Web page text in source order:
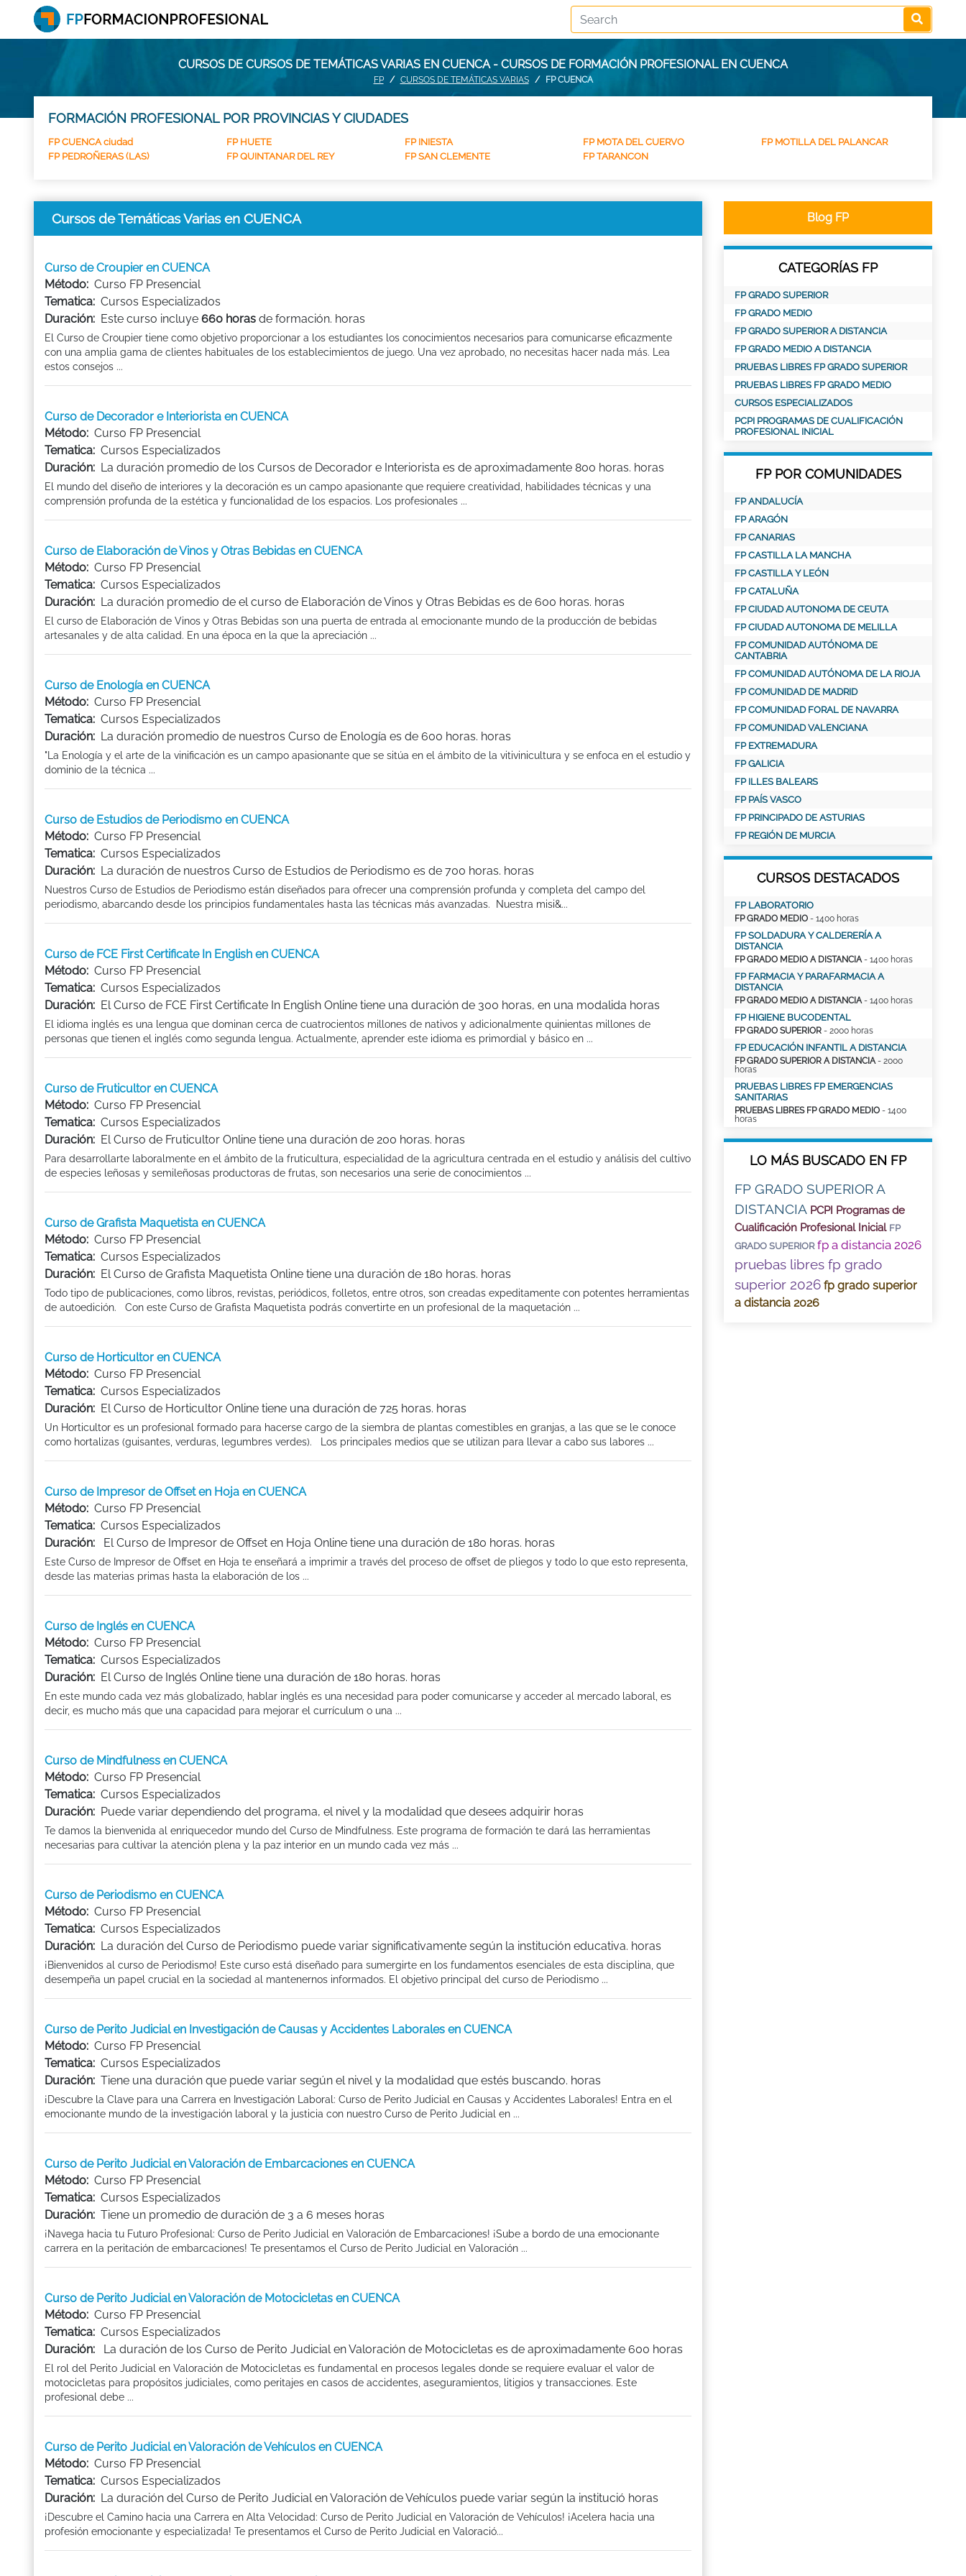
CURSOS DE CURSOS DE TEMÁTICAS VARIAS EN CUENCA - CURSOS DE FORMACIÓN PROFESIONAL EN CUENCA
FP CURSOS DE TEMÁTICAS VARIAS FP CUENCA
FORMACIÓN PROFESIONAL POR PROVINCIAS Y CIUDADES
FP CUENCA ciudad FP HUETE FP INIESTA FP MOTA DEL CUERVO
FP MOTILLA DEL PALANCAR
FP PEDROÑERAS (LAS)
FP QUINTANAR DEL REY FP SAN CLEMENTE FP TARANCON
Cursos de Temáticas Varias en CUENCA
Curso de Croupier en CUENCA
Método: Curso FP Presencial
Tematica: Cursos Especializados
Duración: Este curso incluye 660 horas de formación. horas
El Curso de Croupier tiene como objetivo proporcionar a los estudiantes los conocimientos necesarios para comunicarse eficazmente
con una amplia gama de clientes habituales de los establecimientos de juego. Una vez aprobado, no necesitas hacer nada más. Lea
estos consejos ...
Curso de Decorador e Interiorista en CUENCA
Método: Curso FP Presencial
Tematica: Cursos Especializados
Duración: La duración promedio de los Cursos de Decorador e Interiorista es de aproximadamente 800 horas. horas
El mundo del diseño de interiores y la decoración es un campo apasionante que requiere creatividad, habilidades técnicas y una
comprensión profunda de la estética y funcionalidad de los espacios. Los profesionales ...
Curso de Elaboración de Vinos y Otras Bebidas en CUENCA
Método: Curso FP Presencial
Tematica: Cursos Especializados
Duración: La duración promedio de el curso de Elaboración de Vinos y Otras Bebidas es de 600 horas. horas
El curso de Elaboración de Vinos y Otras Bebidas son una puerta de entrada al emocionante mundo de la producción de bebidas
artesanales y de alta calidad. En una época en la que la apreciación ...
Curso de Enología en CUENCA
Método: Curso FP Presencial
Tematica: Cursos Especializados
Duración: La duración promedio de nuestros Curso de Enología es de 600 horas. horas
"La Enología y el arte de la vinificación es un campo apasionante que se sitúa en el ámbito de la vitivinicultura y se enfoca en el estudio y
dominio de la técnica ...
Curso de Estudios de Periodismo en CUENCA
Método: Curso FP Presencial
Tematica: Cursos Especializados
Duración: La duración de nuestros Curso de Estudios de Periodismo es de 700 horas. horas
Nuestros Curso de Estudios de Periodismo están diseñados para ofrecer una comprensión profunda y completa del campo del
periodismo, abarcando desde los principios fundamentales hasta las técnicas más avanzadas. Nuestra misi&...
Curso de FCE First Certificate In English en CUENCA
Método: Curso FP Presencial
Tematica: Cursos Especializados
Duración: El Curso de FCE First Certificate In English Online tiene una duración de 300 horas, en una modalida horas
El idioma inglés es una lengua que dominan cerca de cuatrocientos millones de nativos y adicionalmente quinientas millones de
personas que tienen el inglés como segunda lengua. Actualmente, aprender este idioma es primordial y básico en ...
Curso de Fruticultor en CUENCA
Método: Curso FP Presencial
Tematica: Cursos Especializados
Duración: El Curso de Fruticultor Online tiene una duración de 200 horas. horas
Para desarrollarte laboralmente en el ámbito de la fruticultura, especialidad de la agricultura centrada en el estudio y análisis del cultivo
de especies leñosas y semileñosas productoras de frutas, son necesarios una serie de conocimientos ...
Curso de Grafista Maquetista en CUENCA
Método: Curso FP Presencial
Tematica: Cursos Especializados
Duración: El Curso de Grafista Maquetista Online tiene una duración de 180 horas. horas
Todo tipo de publicaciones, como libros, revistas, periódicos, folletos, entre otros, son creadas expeditamente con potentes herramientas
de autoedición. Con este Curso de Grafista Maquetista podrás convertirte en un profesional de la maquetación ...
Curso de Horticultor en CUENCA
Método: Curso FP Presencial
Tematica: Cursos Especializados
Duración: El Curso de Horticultor Online tiene una duración de 725 horas. horas
Un Horticultor es un profesional formado para hacerse cargo de la siembra de plantas comestibles en granjas, a las que se le conoce
como hortalizas (guisantes, verduras, legumbres verdes). Los principales medios que se utilizan para llevar a cabo sus labores ...
Curso de Impresor de Offset en Hoja en CUENCA
Método: Curso FP Presencial
Tematica: Cursos Especializados
Duración:
El Curso de Impresor de Offset en Hoja Online tiene una duración de 180 horas. horas
Este Curso de Impresor de Offset en Hoja te enseñará a imprimir a través del proceso de offset de pliegos y todo lo que esto representa,
desde las materias primas hasta la elaboración de los ...
Curso de Inglés en CUENCA
Método: Curso FP Presencial
Tematica: Cursos Especializados
Duración: El Curso de Inglés Online tiene una duración de 180 horas. horas
En este mundo cada vez más globalizado, hablar inglés es una necesidad para poder comunicarse y acceder al mercado laboral, es
decir, es mucho más que una capacidad para mejorar el currículum o una ...
Curso de Mindfulness en CUENCA
Método: Curso FP Presencial
Tematica: Cursos Especializados
Duración: Puede variar dependiendo del programa, el nivel y la modalidad que desees adquirir horas
Te damos la bienvenida al enriquecedor mundo del Curso de Mindfulness. Este programa de formación te dará las herramientas
necesarias para cultivar la atención plena y la paz interior en un mundo cada vez más ...
Curso de Periodismo en CUENCA
Método: Curso FP Presencial
Tematica: Cursos Especializados
Duración: La duración del Curso de Periodismo puede variar significativamente según la institución educativa. horas
¡Bienvenidos al curso de Periodismo! Este curso está diseñado para sumergirte en los fundamentos esenciales de esta disciplina, que
desempeña un papel crucial en la sociedad al mantenernos informados. El objetivo principal del curso de Periodismo ...
Curso de Perito Judicial en Investigación de Causas y Accidentes Laborales en CUENCA
Método: Curso FP Presencial
Tematica: Cursos Especializados
Duración: Tiene una duración que puede variar según el nivel y la modalidad que estés buscando. horas
¡Descubre la Clave para una Carrera en Investigación Laboral: Curso de Perito Judicial en Causas y Accidentes Laborales! Entra en el
emocionante mundo de la investigación laboral y la justicia con nuestro Curso de Perito Judicial en ...
Curso de Perito Judicial en Valoración de Embarcaciones en CUENCA
Método: Curso FP Presencial
Tematica: Cursos Especializados
Duración: Tiene un promedio de duración de 3 a 6 meses horas
¡Navega hacia tu Futuro Profesional: Curso de Perito Judicial en Valoración de Embarcaciones! ¡Sube a bordo de una emocionante
carrera en la peritación de embarcaciones! Te presentamos el Curso de Perito Judicial en Valoración ...
Curso de Perito Judicial en Valoración de Motocicletas en CUENCA
Método: Curso FP Presencial
Tematica: Cursos Especializados
Duración:
La duración de los Curso de Perito Judicial en Valoración de Motocicletas es de aproximadamente 600 horas
El rol del Perito Judicial en Valoración de Motocicletas es fundamental en procesos legales donde se requiere evaluar el valor de
motocicletas para propósitos judiciales, como peritajes en casos de accidentes, aseguramientos, litigios y transacciones. Este
profesional debe ...
Curso de Perito Judicial en Valoración de Vehículos en CUENCA
Método: Curso FP Presencial
Tematica: Cursos Especializados
Duración: La duración del Curso de Perito Judicial en Valoración de Vehículos puede variar según la institució horas
¡Descubre el Camino hacia una Carrera en Alta Velocidad: Curso de Perito Judicial en Valoración de Vehículos! ¡Acelera hacia una
profesión emocionante y especializada! Te presentamos el Curso de Perito Judicial en Valoració...
Blog FP
CATEGORÍAS FP
FP GRADO SUPERIOR
FP GRADO MEDIO
FP GRADO SUPERIOR A DISTANCIA
FP GRADO MEDIO A DISTANCIA
PRUEBAS LIBRES FP GRADO SUPERIOR
PRUEBAS LIBRES FP GRADO MEDIO
CURSOS ESPECIALIZADOS
PCPI PROGRAMAS DE CUALIFICACIÓN
PROFESIONAL INICIAL
FP POR COMUNIDADES
FP ANDALUCÍA
FP ARAGÓN
FP CANARIAS
FP CASTILLA LA MANCHA
FP CASTILLA Y LEÓN
FP CATALUÑA
FP CIUDAD AUTONOMA DE CEUTA
FP CIUDAD AUTONOMA DE MELILLA
FP COMUNIDAD AUTÓNOMA DE
CANTABRIA
FP COMUNIDAD AUTÓNOMA DE LA RIOJA
FP COMUNIDAD DE MADRID
FP COMUNIDAD FORAL DE NAVARRA
FP COMUNIDAD VALENCIANA
FP EXTREMADURA
FP GALICIA
FP ILLES BALEARS
FP PAÍS VASCO
FP PRINCIPADO DE ASTURIAS
FP REGIÓN DE MURCIA
CURSOS DESTACADOS
FP LABORATORIO
FP GRADO MEDIO - 1400 horas
FP SOLDADURA Y CALDERERÍA A
DISTANCIA
FP GRADO MEDIO A DISTANCIA- 1400 horas
FP FARMACIA Y PARAFARMACIA A
DISTANCIA
FP GRADO MEDIO A DISTANCIA- 1400 horas
FP HIGIENE BUCODENTAL
FP GRADO SUPERIOR - 2000 horas
FP EDUCACIÓN INFANTIL A DISTANCIA
FP GRADO SUPERIOR A DISTANCIA- 2000
horas
PRUEBAS LIBRES FP EMERGENCIAS
SANITARIAS
PRUEBAS LIBRES FP GRADO MEDIO - 1400
horas
LO MÁS BUSCADO EN FP
FP GRADO SUPERIOR A
DISTANCIA PCPI Programas de
Cualificación Profesional Inicial FP
GRADO SUPERIOR fp a distancia 2026
pruebas libres fp grado
superior 2026 fp grado superior
a distancia 2026